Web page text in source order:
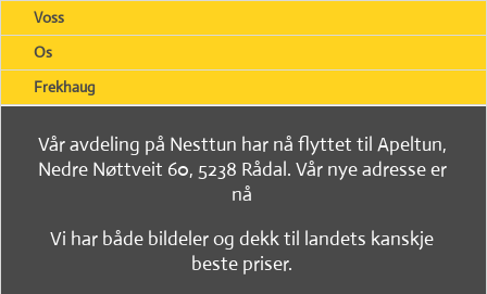
Voss
Os
Frekhaug
Vår avdeling på Nesttun har nå flyttet til Apeltun,
Nedre Nøttveit 60, 5238 Rådal. Vår nye adresse er
nå
Vi har både bildeler og dekk til landets kanskje
beste priser.